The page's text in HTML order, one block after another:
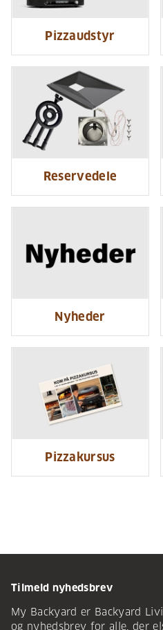
Pizzaudstyr
Reservedele
Nyheder
Pizzakursus
Tilmeld nyhedsbrev
My Backyard er Backyard
og nyhedsbrev for alle, der